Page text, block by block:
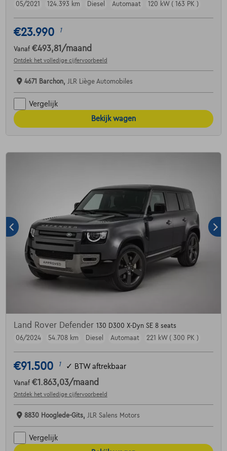
05/2021
124.393 km Diesel Automaat 120 kW ( 163 PK )
€23.990 1
Vanaf €493,81 /maand
Ontdek het volledige cijfervoorbeeld
4671 Barchon, JLR Liège Automobiles
Vergelijk
Bekijk wagen
Land Rover Defender 130 D300 X-Dyn SE 8 seats
06/2024
54.708 km Diesel Automaat 221 kW ( 300 PK )
€91.500 1 ✓ BTW aftrekbaar
Vanaf €1.863,03/maand
Ontdek het volledige cijfervoorbeeld
8830 Hooglede-Gits, JLR Salens Motors
Vergelijk